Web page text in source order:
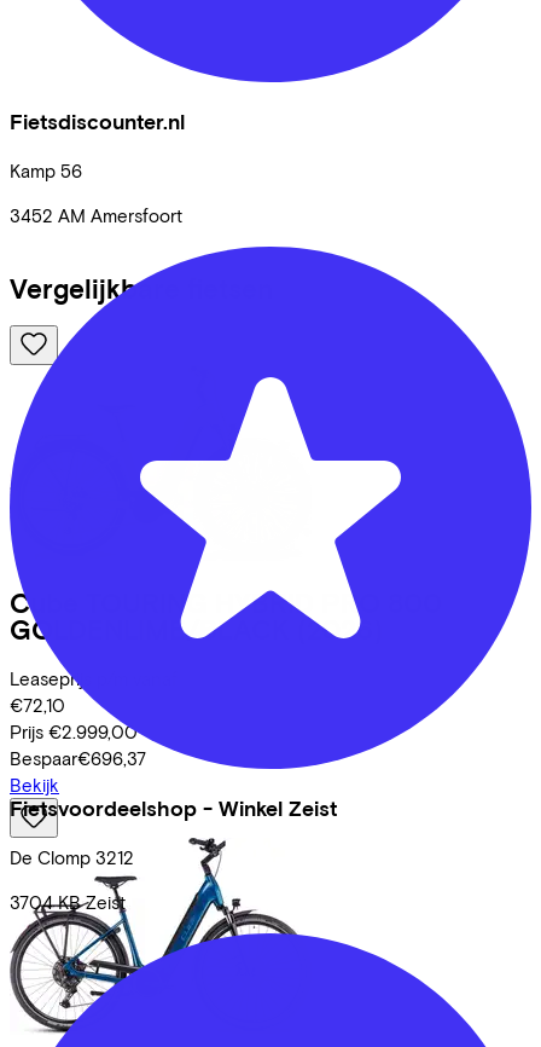
Fietsdiscounter.nl
Kamp 56
3452 AM Amersfoort
Fietsvoordeelshop - Winkel Zeist
De Clomp 3212
3704 KB Zeist
Vergelijkbare fietsen
Cube
TOURING HYBRID PRO 800
GOLDENLIME/BLACK
(2026)
Leaseprijs p/m vanaf
€72,10
Prijs €2.999,00
Bespaar€696,37
Bekijk